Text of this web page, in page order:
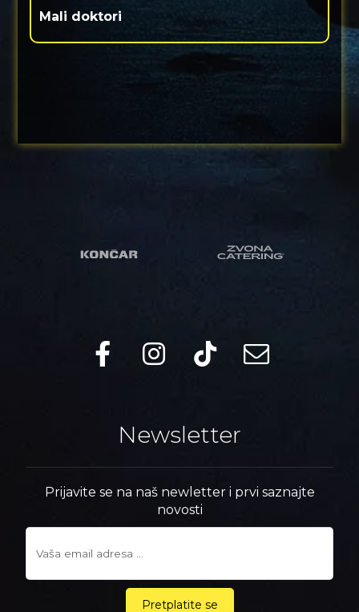
Mali doktori
Newsletter
Prijavite se na naš newletter i prvi saznajte
novosti
Pretplatite se